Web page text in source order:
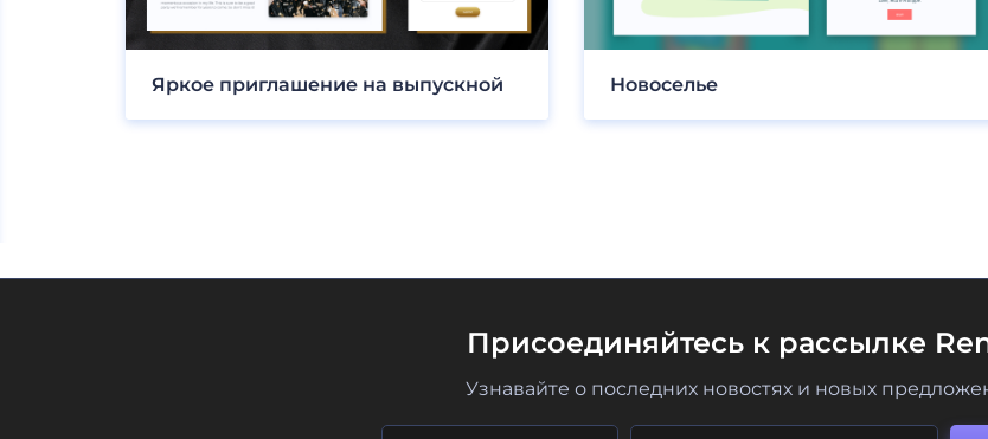
Яркое приглашение на выпускной Новоселье
Присоединяйтесь к рассылке
Узнавайте о последних новостях и новых